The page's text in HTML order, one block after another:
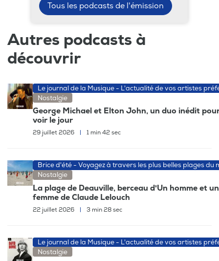
Tous les podcasts de l'émission
Autres podcasts à
découvrir
Le journal de la Musique - L'actualité de vos artistes
Nostalgie
George Michael et Elton John, un duo inédit
voir le jour
29 juillet 2026 1 min 42 sec
Brice d'été - Voyagez à travers les plus belles plages du
Nostalgie
La plage de Deauville, berceau d'Un homme et
femme de Claude Lelouch
22 juillet 2026 | 3 min 28 sec
Le journal de la Musique - L'actualité de vos artistes
Nostalgie